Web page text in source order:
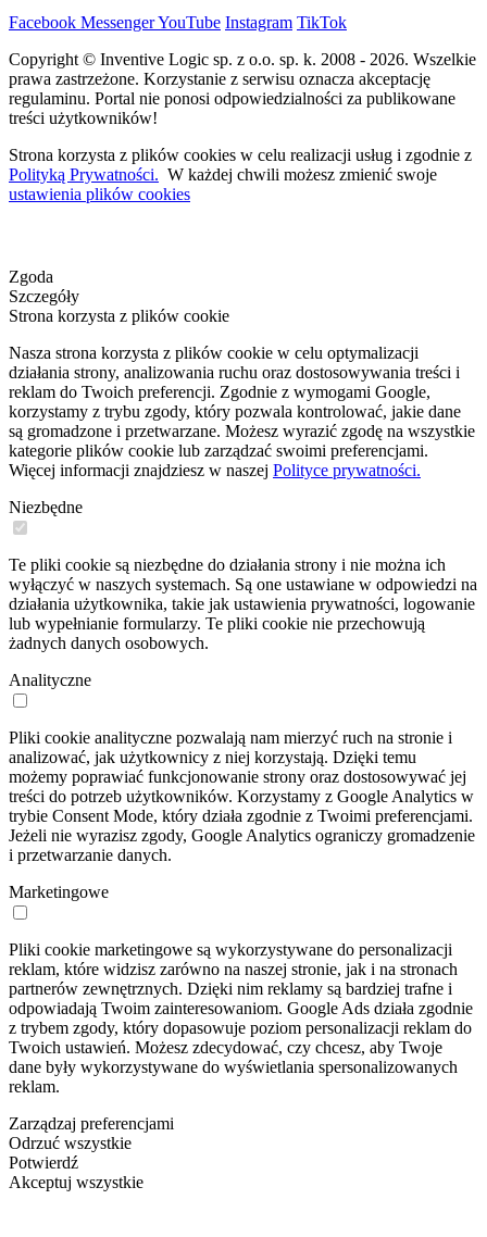
Facebook MessengerYouTube Instagram TikTok
Copyright © Inventive Logic sp. z o.o. sp. k. 2008 - 2026. Wszelkie
prawa zastrzeżone. Korzystanie z serwisu oznacza akceptację
regulaminu. Portal nie ponosi odpowiedzialności za publikowane
treści użytkowników!
Strona korzysta z plików cookies w celu realizacji usług i zgodnie z
Polityką Prywatności. W każdej chwili możesz zmienić swoje
ustawienia plików cookies
Zgoda
Szczegóły
Strona korzysta z plików cookie
Nasza strona korzysta z plików cookie w celu optymalizacji
działania strony, analizowania ruchu oraz dostosowywania treści i
reklam do Twoich preferencji. Zgodnie z wymogami Google,
korzystamy z trybu zgody, który pozwala kontrolować, jakie dane
są gromadzone i przetwarzane. Możesz wyrazić zgodę na wszystkie
kategorie plików cookie lub zarządzać swoimi preferencjami.
Więcej informacji znajdziesz w naszej Polityce prywatności.
Niezbędne
Te pliki cookie są niezbędne do działania strony i nie można ich
wyłączyć w naszych systemach. Są one ustawiane w odpowiedzi na
działania użytkownika, takie jak ustawienia prywatności, logowanie
lub wypełnianie formularzy. Te pliki cookie nie przechowują
żadnych danych osobowych.
Analityczne
Pliki cookie analityczne pozwalają nam mierzyć ruch na stronie i
analizować, jak użytkownicy z niej korzystają. Dzięki temu
możemy poprawiać funkcjonowanie strony oraz dostosowywać jej
treści do potrzeb użytkowników. Korzystamy z Google Analytics w
trybie Consent Mode, który działa zgodnie z Twoimi preferencjami.
Jeżeli nie wyrazisz zgody, Google Analytics ograniczy gromadzenie
i przetwarzanie danych.
Marketingowe
Pliki cookie marketingowe są wykorzystywane do personalizacji
reklam, które widzisz zarówno na naszej stronie, jak i na stronach
partnerów zewnętrznych. Dzięki nim reklamy są bardziej trafne i
odpowiadają Twoim zainteresowaniom. Google Ads działa zgodnie
z trybem zgody, który dopasowuje poziom personalizacji reklam do
Twoich ustawień. Możesz zdecydować, czy chcesz, aby Twoje
dane były wykorzystywane do wyświetlania spersonalizowanych
reklam.
Zarządzaj preferencjami
Odrzuć wszystkie
Potwierdź
Akceptuj wszystkie